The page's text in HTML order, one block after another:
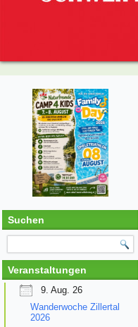
Suchen
Veranstaltungen
9. Aug. 26
Wanderwoche Zillertal
2026